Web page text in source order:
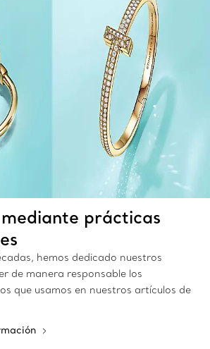
prácticas
hemos dedicado nuestros
de manera responsable los
que usamos en nuestros artículos de